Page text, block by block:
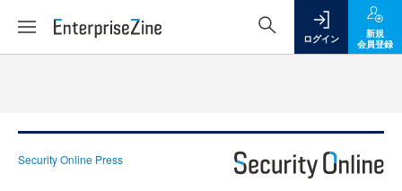
ログイン
新規
会員登録
Security Online Press